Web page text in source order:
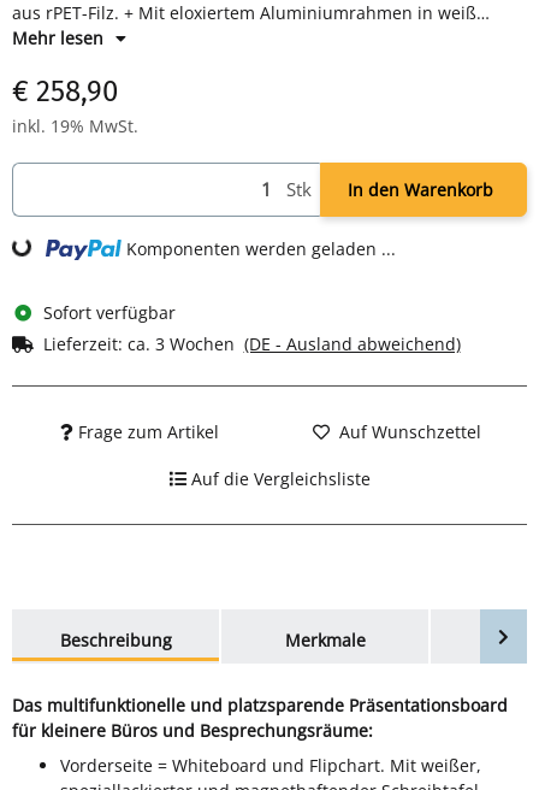
aus rPET-Filz. + Mit eloxiertem Aluminiumrahmen in weiß
pulverbeschichtet. + Tafelgröße: H 1200 x B 750 mm +
Mehr lesen
€ 258,90
inkl. 19% MwSt.
Stk In den Warenkorb
Loading... Komponenten werden geladen ...
Sofort verfügbar
Lieferzeit: ca. 3 Wochen (DE - Ausland abweichend)
Frage zum Artikel Auf Wunschzettel
Auf die Vergleichsliste
Beschreibung
Merkmale
Das multifunktionelle und platzsparende Präsentationsboard
für kleinere Büros und Besprechungsräume:
Vorderseite = Whiteboard und Flipchart. Mit weißer,